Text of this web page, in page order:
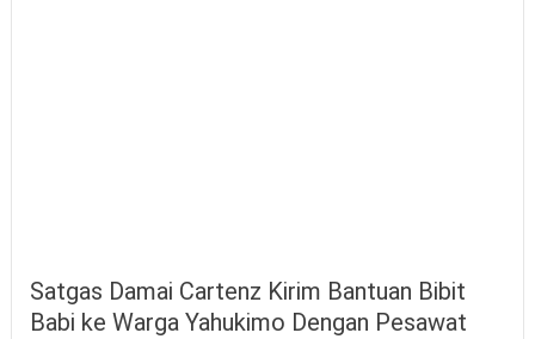
Satgas Damai Cartenz Kirim Bantuan Bibit
Babi ke Warga Yahukimo Dengan Pesawat